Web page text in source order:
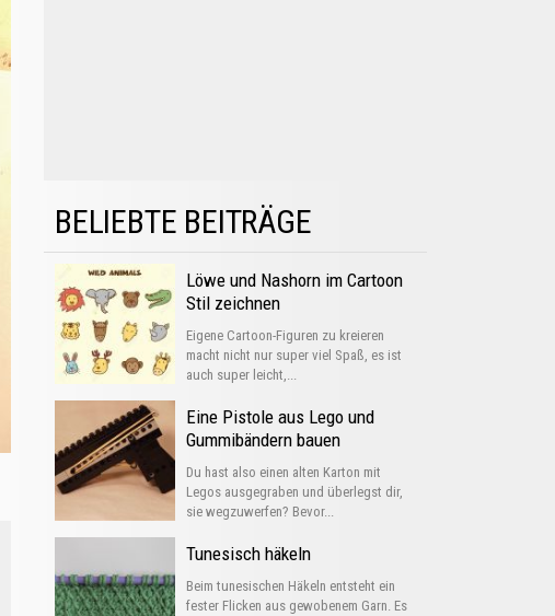
BELIEBTE BEITRÄGE
Löwe und Nashorn im Cartoon
Stil zeichnen
Eigene Cartoon-Figuren zu kreieren
macht nicht nur super viel Spaß, es ist
auch super leicht,...
Eine Pistole aus Lego und
Gummibändern bauen
Du hast also einen alten Karton mit
Legos ausgegraben und überlegst dir,
sie wegzuwerfen? Bevor...
Tunesisch häkeln
Beim tunesischen Häkeln entsteht ein
fester Flicken aus gewobenem Garn. Es